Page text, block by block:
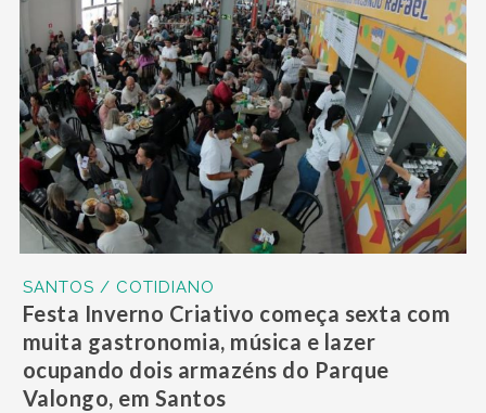
SANTOS / COTIDIANO
Festa Inverno Criativo começa sexta com
muita gastronomia, música e lazer
ocupando dois armazéns do Parque
Valongo, em Santos